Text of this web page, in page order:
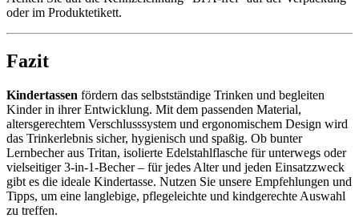
oder im Produktetikett.
Fazit
Kindertassen fördern das selbstständige Trinken und begleiten
Kinder in ihrer Entwicklung. Mit dem passenden Material,
altersgerechtem Verschlusssystem und ergonomischem Design wird
das Trinkerlebnis sicher, hygienisch und spaßig. Ob bunter
Lernbecher aus Tritan, isolierte Edelstahlflasche für unterwegs oder
vielseitiger 3‑in‑1-Becher – für jedes Alter und jeden Einsatzzweck
gibt es die ideale Kindertasse. Nutzen Sie unsere Empfehlungen und
Tipps, um eine langlebige, pflegeleichte und kindgerechte Auswahl
zu treffen.